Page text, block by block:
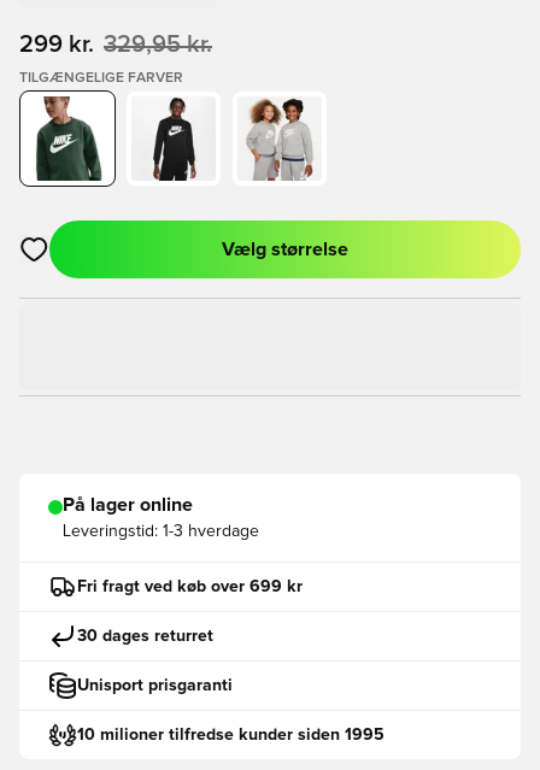
299 kr. 329,95 kr.
TILGÆNGELIGE FARVER
Åbner en Modal til at logge ind eller tilmelde dig som medlem
Vælg størrelse
På lager online
Leveringstid: 1-3 hverdage
Fri fragt ved køb over 699 kr
30 dages returret
Unisport prisgaranti
10 milioner tilfredse kunder siden 1995